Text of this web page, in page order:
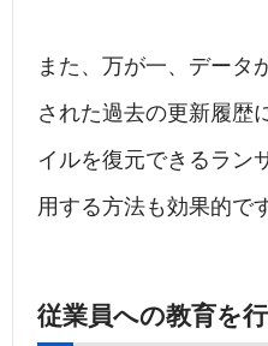
また、万が一、データ
された過去の更新履歴
イルを復元できるラン
用する方法も効果的で
従業員への教育を